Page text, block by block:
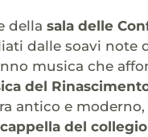
della sala delle
dalle soavi
musica che
del
antico e moderno,
cappella del